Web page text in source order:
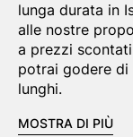
lunga durata in
alle nostre
a prezzi
potrai godere
lunghi.
MOSTRA DI PIÙ